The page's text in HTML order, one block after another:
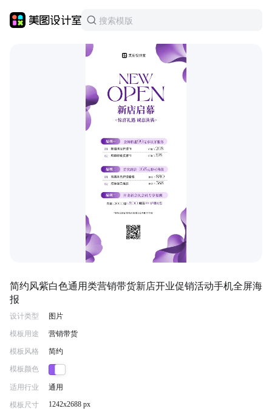
简约风紫白色通用类营销带货新店开业促销活动手机全屏海
报
设计类型 图片
模板用途 营销带货
模板风格 简约
模板颜色
适用行业 通用
模板尺寸 1242x2688 px